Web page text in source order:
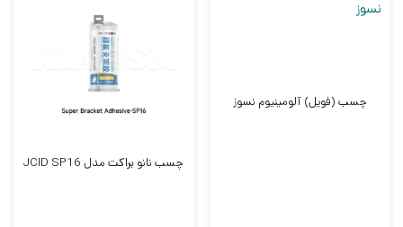
چسب (فویل) آلومینیوم نسوز
چسب نانو براکت مدل JCID SP16